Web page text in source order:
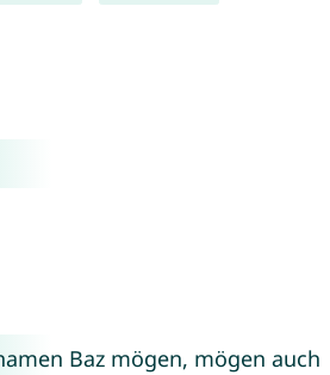
Baz mögen, mögen auch